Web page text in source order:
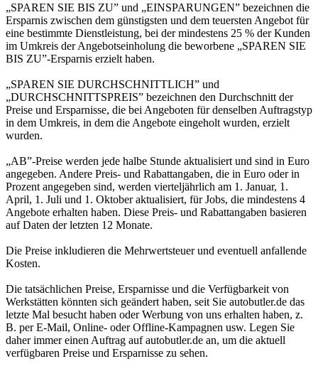
„SPAREN SIE BIS ZU” und „EINSPARUNGEN” bezeichnen die
Ersparnis zwischen dem günstigsten und dem teuersten Angebot für
eine bestimmte Dienstleistung, bei der mindestens 25 % der Kunden
im Umkreis der Angebotseinholung die beworbene „SPAREN SIE
BIS ZU”-Ersparnis erzielt haben.
„SPAREN SIE DURCHSCHNITTLICH” und
„DURCHSCHNITTSPREIS” bezeichnen den Durchschnitt der
Preise und Ersparnisse, die bei Angeboten für denselben Auftragstyp
in dem Umkreis, in dem die Angebote eingeholt wurden, erzielt
wurden.
„AB”-Preise werden jede halbe Stunde aktualisiert und sind in Euro
angegeben. Andere Preis- und Rabattangaben, die in Euro oder in
Prozent angegeben sind, werden vierteljährlich am 1. Januar, 1.
April, 1. Juli und 1. Oktober aktualisiert, für Jobs, die mindestens 4
Angebote erhalten haben. Diese Preis- und Rabattangaben basieren
auf Daten der letzten 12 Monate.
Die Preise inkludieren die Mehrwertsteuer und eventuell anfallende
Kosten.
Die tatsächlichen Preise, Ersparnisse und die Verfügbarkeit von
Werkstätten könnten sich geändert haben, seit Sie autobutler.de das
letzte Mal besucht haben oder Werbung von uns erhalten haben, z.
B. per E-Mail, Online- oder Offline-Kampagnen usw. Legen Sie
daher immer einen Auftrag auf autobutler.de an, um die aktuell
verfügbaren Preise und Ersparnisse zu sehen.